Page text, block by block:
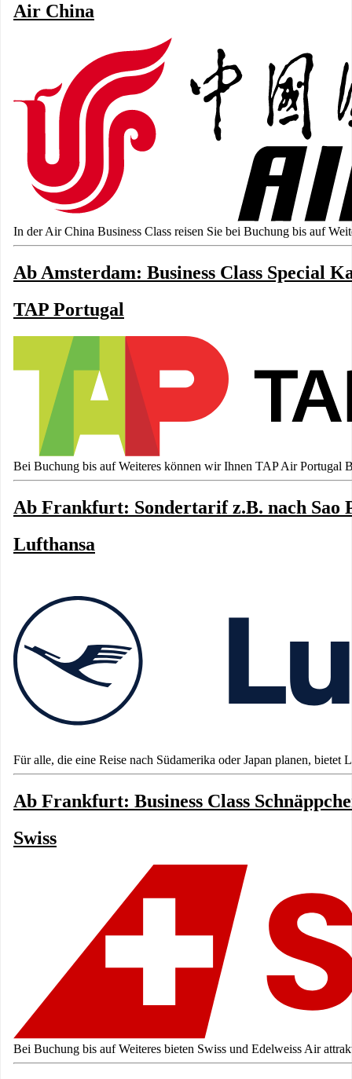
Air China
In der Air China Business Class reisen Sie bei Buchung bis auf
Ab Amsterdam: Business Class Special
TAP Portugal
Bei Buchung bis auf Weiteres können wir Ihnen TAP Air Portugal
Ab Frankfurt: Sondertarif z.B. nach Sao
Lufthansa
Für alle, die eine Reise nach Südamerika oder Japan planen,
Ab Frankfurt: Business Class
Swiss
Bei Buchung bis auf Weiteres bieten Swiss und Edelweiss Air